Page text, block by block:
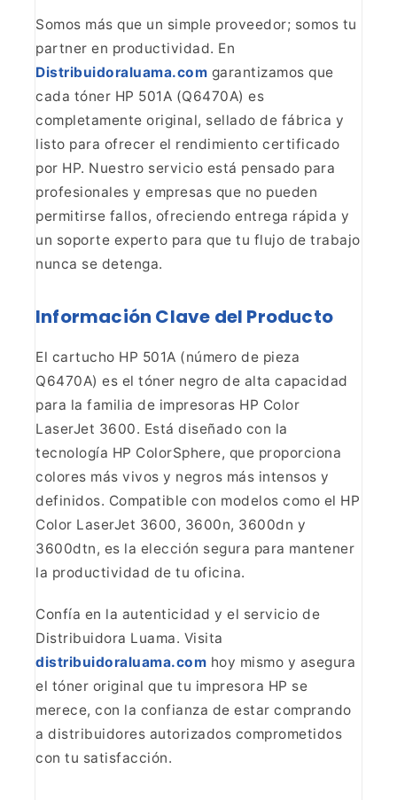
Somos más que un simple proveedor; somos tu
partner en productividad. En
Distribuidoraluama.com garantizamos que
cada tóner HP 501A (Q6470A) es
completamente original, sellado de fábrica y
listo para ofrecer el rendimiento certificado
por HP. Nuestro servicio está pensado para
profesionales y empresas que no pueden
permitirse fallos, ofreciendo entrega rápida y
un soporte experto para que tu flujo de trabajo
nunca se detenga.
Información Clave del Producto
El cartucho HP 501A (número de pieza
Q6470A) es el tóner negro de alta capacidad
para la familia de impresoras HP Color
LaserJet 3600. Está diseñado con la
tecnología HP ColorSphere, que proporciona
colores más vivos y negros más intensos y
definidos. Compatible con modelos como el HP
Color LaserJet 3600, 3600n, 3600dn y
3600dtn, es la elección segura para mantener
la productividad de tu oficina.
Confía en la autenticidad y el servicio de
Distribuidora Luama. Visita
distribuidoraluama.com hoy mismo y asegura
el tóner original que tu impresora HP se
merece, con la confianza de estar comprando
a distribuidores autorizados comprometidos
con tu satisfacción.